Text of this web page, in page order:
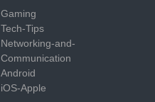
Gaming
Tech-Tips
Networking-and-
Communication
Android
iOS-Apple